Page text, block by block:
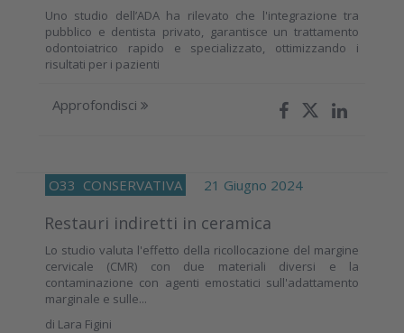
Uno studio dell’ADA ha rilevato che l'integrazione tra
pubblico e dentista privato, garantisce un trattamento
odontoiatrico rapido e specializzato, ottimizzando i
risultati per i pazienti
Approfondisci
O33 CONSERVATIVA 21 Giugno 2024
Restauri indiretti in ceramica
Lo studio valuta l'effetto della ricollocazione del margine
cervicale (CMR) con due materiali diversi e la
contaminazione con agenti emostatici sull'adattamento
marginale e sulle...
di Lara Figini